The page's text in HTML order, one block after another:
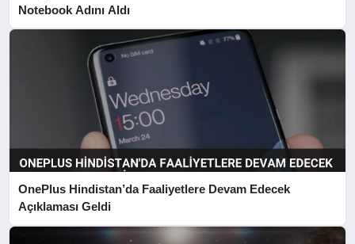
Notebook Adını Aldı
OnePlus Hindistan’da Faaliyetlere Devam Edecek
Açıklaması Geldi